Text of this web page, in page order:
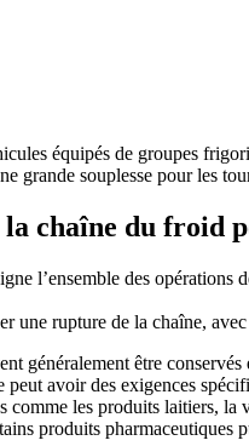
équipés de groupes
grande souplesse pour les
la chaîne du froid
l’ensemble des opérations
une rupture de la chaîne,
généralement être
peut avoir des exigences
comme les produits laitiers,
produits pharmaceutiques